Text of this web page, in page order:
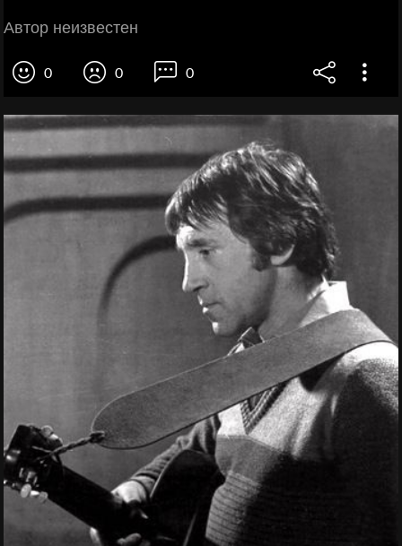
Автор неизвестен
0 0 0